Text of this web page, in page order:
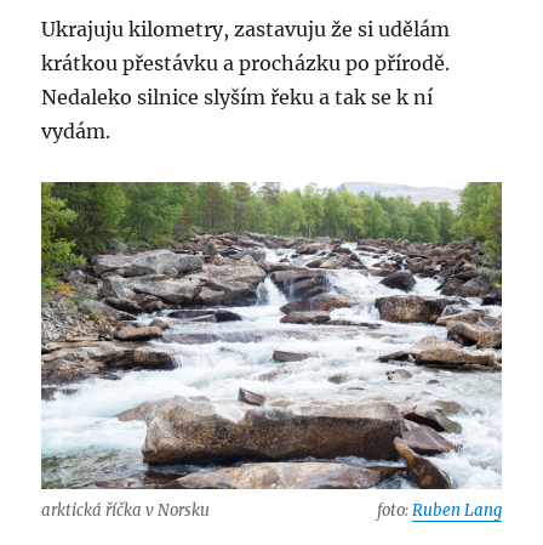
Ukrajuju kilometry, zastavuju že si udělám
krátkou přestávku a procházku po přírodě.
Nedaleko silnice slyším řeku a tak se k ní
vydám.
arktická říčka v Norsku foto:Ruben Lang